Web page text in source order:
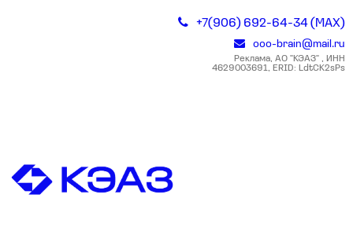
+7(906) 692-64-34 (MAX)
ooo-brain@mail.ru
Реклама, АО "КЭАЗ" , ИНН
4629003691, ERID: LdtCK2sPs